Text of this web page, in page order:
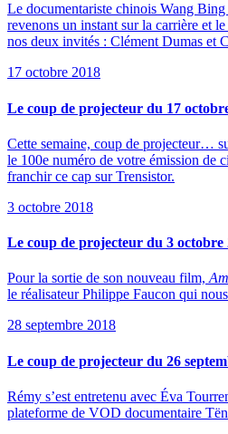
Le documentariste chinois Wang Bing
revenons un instant sur la carrière et
nos deux invités : Clément Dumas et
17 octobre 2018
Le coup de projecteur du 17
Cette semaine, coup de projecteur…
le 100e numéro de votre émission de
franchir ce cap sur Trensistor.
3 octobre 2018
Le coup de projecteur du 3 octobre
Pour la sortie de son nouveau film,
le réalisateur Philippe Faucon qui
28 septembre 2018
Le coup de projecteur du 26
Rémy s’est entretenu avec Éva
plateforme de VOD documentaire